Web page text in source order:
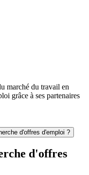
marché du travail en
grâce à ses partenaires
d'offres d'emploi ?
d'offres